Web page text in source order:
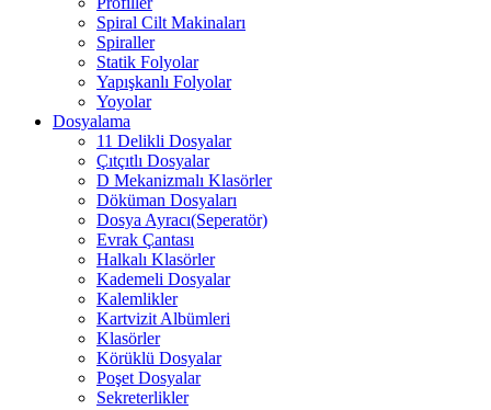
Spiral Cilt Makinaları
Spiraller
Statik Folyolar
Yapışkanlı Folyolar
Yoyolar
Dosyalama
11 Delikli Dosyalar
Çıtçıtlı Dosyalar
D Mekanizmalı Klasörler
Döküman Dosyaları
Dosya Ayracı(Seperatör)
Evrak Çantası
Halkalı Klasörler
Kademeli Dosyalar
Kalemlikler
Kartvizit Albümleri
Klasörler
Körüklü Dosyalar
Poşet Dosyalar
Sekreterlikler